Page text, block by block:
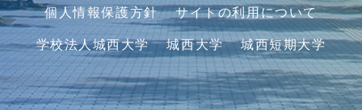
個人情報保護方針 サイトの利用について
学校法人城西大学 城西大学 城西短期大学